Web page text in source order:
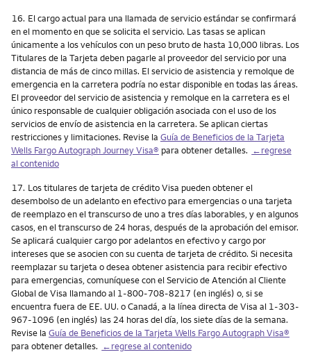
Nota
16. El cargo actual para una llamada de servicio estándar se confirmará
en el momento en que se solicita el servicio. Las tasas se aplican
únicamente a los vehículos con un peso bruto de hasta 10,000 libras. Los
Titulares de la Tarjeta deben pagarle al proveedor del servicio por una
distancia de más de cinco millas. El servicio de asistencia y remolque de
emergencia en la carretera podría no estar disponible en todas las áreas.
El proveedor del servicio de asistencia y remolque en la carretera es el
único responsable de cualquier obligación asociada con el uso de los
servicios de envío de asistencia en la carretera. Se aplican ciertas
restricciones y limitaciones. Revise la Guía de Beneficios de la Tarjeta
Wells Fargo Autograph Journey Visa® para obtener detalles. ←regrese
al contenido
Nota
17. Los titulares de tarjeta de crédito Visa pueden obtener el
desembolso de un adelanto en efectivo para emergencias o una tarjeta
de reemplazo en el transcurso de uno a tres días laborables, y en algunos
casos, en el transcurso de 24 horas, después de la aprobación del emisor.
Se aplicará cualquier cargo por adelantos en efectivo y cargo por
intereses que se asocien con su cuenta de tarjeta de crédito. Si necesita
reemplazar su tarjeta o desea obtener asistencia para recibir efectivo
para emergencias, comuníquese con el Servicio de Atención al Cliente
Global de Visa llamando al 1-800-708-8217 (en inglés) o, si se
encuentra fuera de EE. UU. o Canadá, a la línea directa de Visa al 1-303-
967-1096 (en inglés) las 24 horas del día, los siete días de la semana.
Revise la Guía de Beneficios de la Tarjeta Wells Fargo Autograph Visa®
para obtener detalles. ←regrese al contenido